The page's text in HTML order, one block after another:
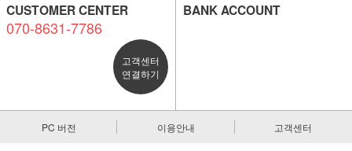
CUSTOMER CENTER
070-8631-7786
고객센터
연결하기
BANK ACCOUNT
PC 버전 이용안내 고객센터